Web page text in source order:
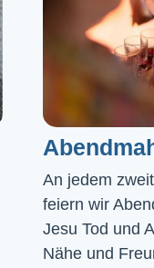
An jedem
feiern wir
Jesu Tod und
Nähe und